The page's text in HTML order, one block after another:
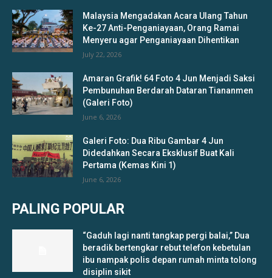
Malaysia Mengadakan Acara Ulang Tahun
Ke-27 Anti-Penganiayaan, Orang Ramai
Menyeru agar Penganiayaan Dihentikan
July 22, 2026
Amaran Grafik! 64 Foto 4 Jun Menjadi Saksi
Pembunuhan Berdarah Dataran Tiananmen
(Galeri Foto)
June 6, 2026
Galeri Foto: Dua Ribu Gambar 4 Jun
Didedahkan Secara Eksklusif Buat Kali
Pertama (Kemas Kini 1)
June 6, 2026
PALING POPULAR
“Gaduh lagi nanti tangkap pergi balai,” Dua
beradik bertengkar rebut telefon kebetulan
ibu nampak polis depan rumah minta tolong
disiplin sikit